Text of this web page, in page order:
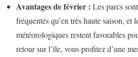
Avantages de février : Les parcs
fréquentés qu’en très haute saison, et
météorologiques restent favorables
retour sur l’île, vous profitez d’une